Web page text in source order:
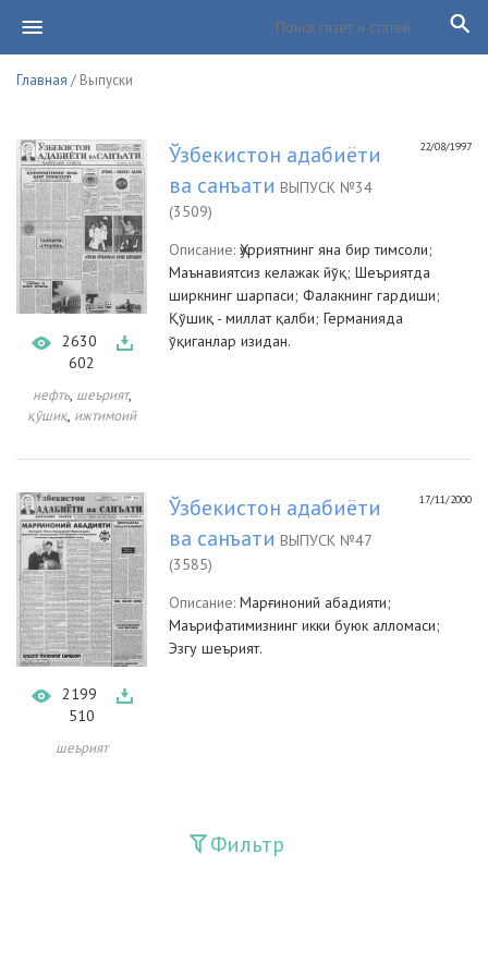
Главная / Выпуски
2630
602
нефть, шеърият,
қўшиқ, ижтимоий
22/08/1997
Ўзбекистон адабиёти
ва санъати ВЫПУСК №34
(3509)
Описание: Ҳурриятнинг яна бир тимсоли;
Маънавиятсиз келажак йўқ; Шеъриятда
ширкнинг шарпаси; Фалакнинг гардиши;
Қўшиқ - миллат қалби; Германияда
ўқиганлар изидан.
2199
510
шеърият
17/11/2000
Ўзбекистон адабиёти
ва санъати ВЫПУСК №47
(3585)
Описание: Марғиноний абадияти;
Маърифатимизнинг икки буюк алломаси;
Эзгу шеърият.
Фильтр